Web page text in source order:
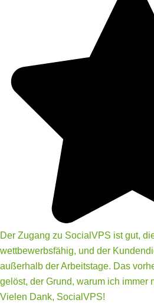
Der Zugang zu SocialVPS ist gut,
wettbewerbsfähig, und der
außerhalb der Arbeitstage. Das
gelöst, der Grund, warum ich immer
Vielen Dank, SocialVPS!